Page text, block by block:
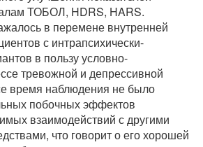
ТОБОЛ, HDRS, HARS.
в перемене внутренней
с интрапсихически-
в пользу условно-
тревожной и депрессивной
время наблюдения не было
побочных эффектов
взаимодействий с другими
что говорит о его хорошей